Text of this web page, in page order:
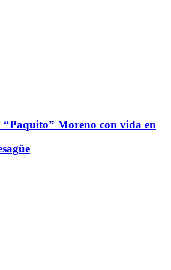
Moreno con vida en